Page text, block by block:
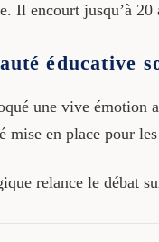
Il encourt jusqu’à
éducative
une vive émotion
mise en place pour
relance le débat